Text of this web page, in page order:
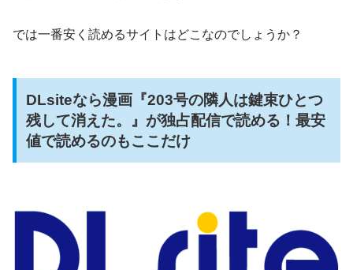
では一番安く読めるサイトはどこなのでしょうか？
DLsiteなら漫画『203号の隣人は鍵束ひとつ
残して消えた。』が独占配信で読める！最安
値で読めるのもここだけ